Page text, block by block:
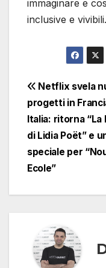
immaginare e
inclusive e vivibili.
articoli
Netflix svela
progetti in
Italia: ritorna “La
di Lidia Poët” e
speciale per
Ecole”